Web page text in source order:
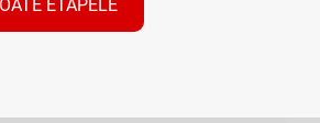
ETAPELE